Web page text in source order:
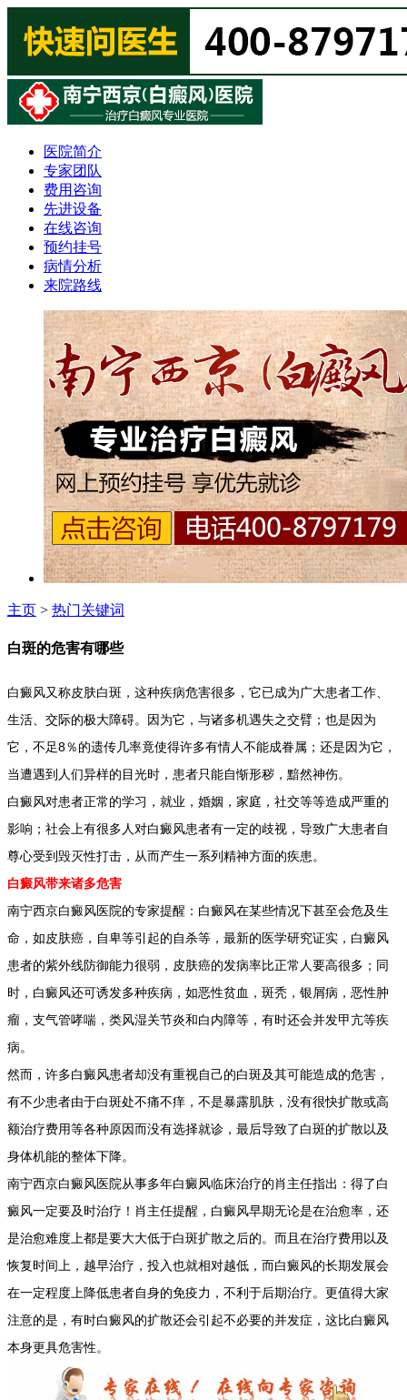
医院简介
专家团队
费用咨询
先进设备
在线咨询
预约挂号
病情分析
来院路线
主页 > 热门关键词
白斑的危害有哪些
白癜风又称皮肤白斑，这种疾病危害很多，它已成为广大患者工作、
生活、交际的极大障碍。因为它，与诸多机遇失之交臂；也是因为
它，不足8％的遗传几率竟使得许多有情人不能成眷属；还是因为它，
当遭遇到人们异样的目光时，患者只能自惭形秽，黯然神伤。
白癜风对患者正常的学习，就业，婚姻，家庭，社交等等造成严重的
影响；社会上有很多人对白癜风患者有一定的歧视，导致广大患者自
尊心受到毁灭性打击，从而产生一系列精神方面的疾患。
白癜风带来诸多危害
南宁西京白癜风医院的专家提醒：白癜风在某些情况下甚至会危及生
命，如皮肤癌，自卑等引起的自杀等，最新的医学研究证实，白癜风
患者的紫外线防御能力很弱，皮肤癌的发病率比正常人要高很多；同
时，白癜风还可诱发多种疾病，如恶性贫血，斑秃，银屑病，恶性肿
瘤，支气管哮喘，类风湿关节炎和白内障等，有时还会并发甲亢等疾
病。
然而，许多白癜风患者却没有重视自己的白斑及其可能造成的危害，
有不少患者由于白斑处不痛不痒，不是暴露肌肤，没有很快扩散或高
额治疗费用等各种原因而没有选择就诊，最后导致了白斑的扩散以及
身体机能的整体下降。
南宁西京白癜风医院从事多年白癜风临床治疗的肖主任指出：得了白
癜风一定要及时治疗！肖主任提醒，白癜风早期无论是在治愈率，还
是治愈难度上都是要大大低于白斑扩散之后的。而且在治疗费用以及
恢复时间上，越早治疗，投入也就相对越低，而白癜风的长期发展会
在一定程度上降低患者自身的免疫力，不利于后期治疗。更值得大家
注意的是，有时白癜风的扩散还会引起不必要的并发症，这比白癜风
本身更具危害性。